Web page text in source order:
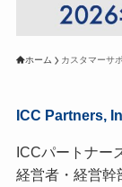
ホーム カスタマーサ
ICC Partners,
ICCパートナー
経営者・経営幹